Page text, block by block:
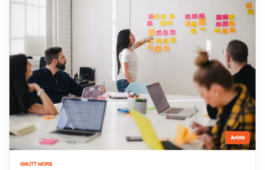
Article
KMUTT MORE